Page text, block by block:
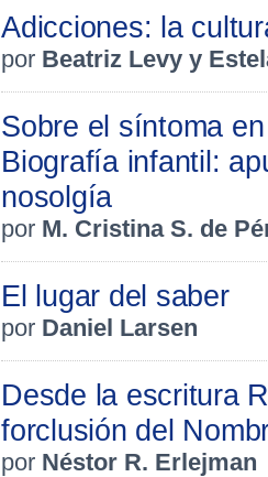
Adicciones: la
por Beatriz Levy y
Sobre el síntoma
Biografía infantil:
nosolgía
por M. Cristina S. de
El lugar del saber
por Daniel Larsen
Desde la escritura
forclusión del
por Néstor R. Erlejman